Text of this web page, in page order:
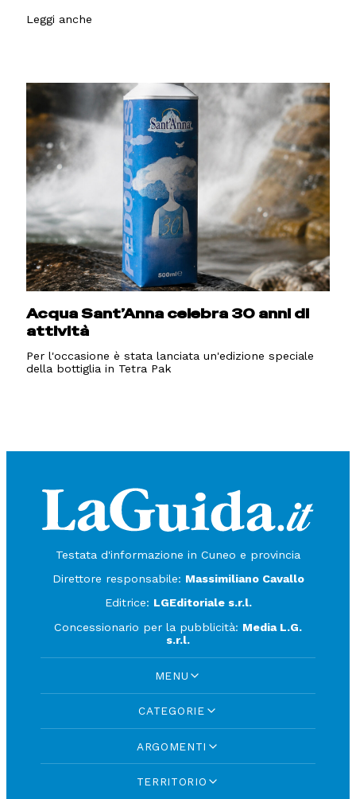
Leggi anche
Acqua Sant’Anna celebra 30 anni di
attività
Per l'occasione è stata lanciata un'edizione speciale
della bottiglia in Tetra Pak
Testata d'informazione in Cuneo e provincia
Direttore responsabile: Massimiliano Cavallo
Editrice: LGEditoriale s.r.l.
Concessionario per la pubblicità: Media L.G.
s.r.l.
MENU
CATEGORIE
ARGOMENTI
TERRITORIO